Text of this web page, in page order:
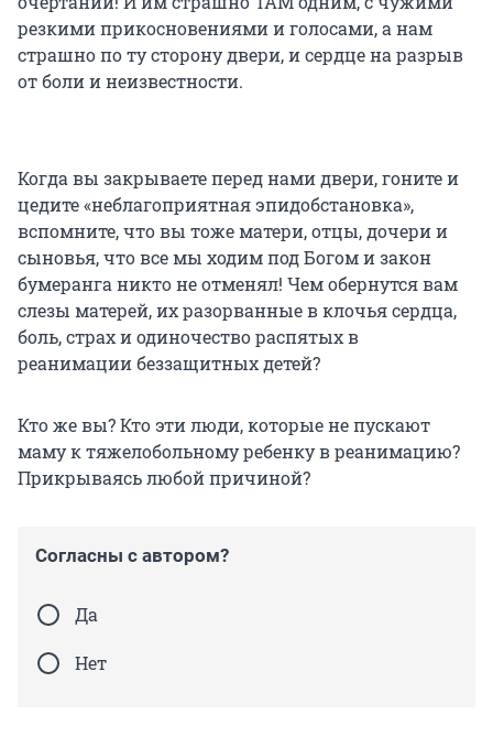
резкими прикосновениями и голосами, а нам
страшно по ту сторону двери, и сердце на разрыв
от боли и неизвестности.
Когда вы закрываете перед нами двери, гоните и
цедите «неблагоприятная эпидобстановка»,
вспомните, что вы тоже матери, отцы, дочери и
сыновья, что все мы ходим под Богом и закон
бумеранга никто не отменял! Чем обернутся вам
слезы матерей, их разорванные в клочья сердца,
боль, страх и одиночество распятых в
реанимации беззащитных детей?
Кто же вы? Кто эти люди, которые не пускают
маму к тяжелобольному ребенку в реанимацию?
Прикрываясь любой причиной?
Согласны с автором?
Да
Нет